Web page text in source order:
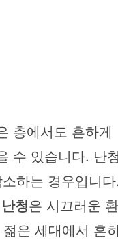
층에서도 흔하
수 있습니다. 난
하는 경우입니
청은 시끄러운
은 세대에서 흔